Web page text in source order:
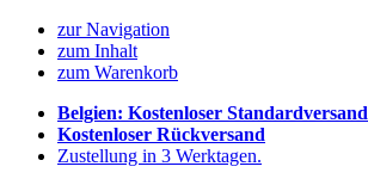
zur Navigation
zum Inhalt
zum Warenkorb
Belgien: Kostenloser Standardversand
Kostenloser Rückversand
Zustellung in 3 Werktagen.